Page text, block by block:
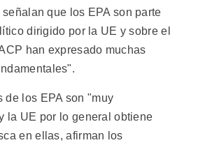
que los EPA son parte
dirigido por la UE y sobre el
han expresado muchas
de los EPA son "muy
la UE por lo general obtiene
en ellas, afirman los